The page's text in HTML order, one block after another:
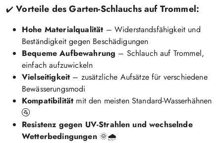
✔️Vorteile des Garten-Schlauchs auf Trommel:
Hohe Materialqualität – Widerstandsfähigkeit und
Beständigkeit gegen Beschädigungen
Bequeme Aufbewahrung – Schlauch auf Trommel,
einfach aufzuwickeln
Vielseitigkeit – zusätzliche Aufsätze für verschiedene
Bewässerungsmodi
Kompatibilität mit den meisten Standard-Wasserhähnen
🚰
Resistenz gegen UV-Strahlen und wechselnde
Wetterbedingungen 🌞🌧